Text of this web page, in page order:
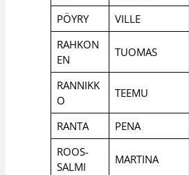
PÖYRY VILLE
RAHKON
EN
TUOMAS
RANNIKK
O
TEEMU
RANTA PENA
ROOS-
SALMI
MARTINA